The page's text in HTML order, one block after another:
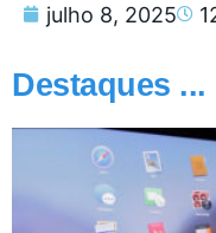
julho 8, 2025
Destaques ...